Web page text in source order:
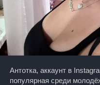
Антотка, аккаунт в
популярная среди